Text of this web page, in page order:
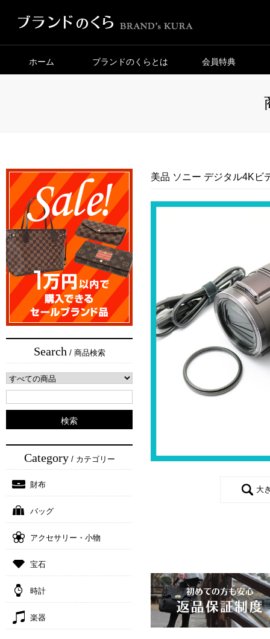
ホーム ブランドのくらとは 会員特典
Search/ 商品検索
Category/ カテゴリー
財布
バッグ
アクセサリー・小物
宝石
時計
楽器
美品 ソニー デジタル4Kビ
大